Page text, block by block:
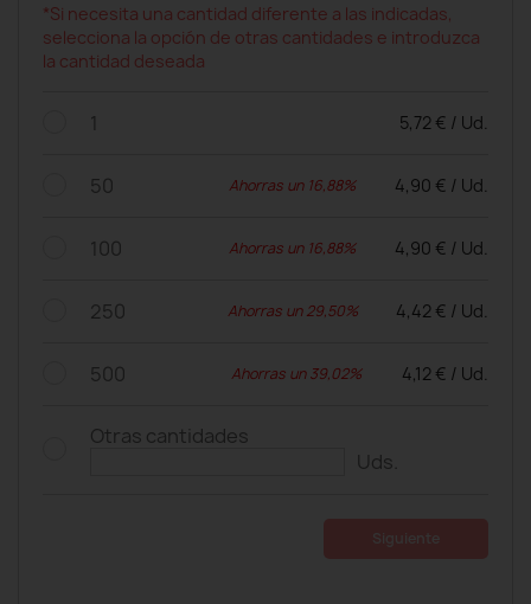
*Si necesita una cantidad diferente a las indicadas,
selecciona la opción de otras cantidades e introduzca
la cantidad deseada
1 5,72 € / Ud.
50 Ahorras un 16,88% 4,90 € / Ud.
100 Ahorras un 16,88% 4,90 € / Ud.
250 Ahorras un 29,50% 4,42 € / Ud.
500 Ahorras un 39,02% 4,12 € / Ud.
Otras cantidades
Uds.